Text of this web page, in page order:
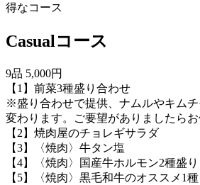
得なコース
Casualコース
9品 5,000円
【1】前菜3種盛り合わせ
※盛り合わせで提供、ナムルやキム
変わります。ご要望がありましたらお
【2】焼肉屋のチョレギサラダ
【3】〈焼肉〉牛タン塩
【4】〈焼肉〉国産牛ホルモン2種盛り
【5】〈焼肉〉黒毛和牛のオススメ1